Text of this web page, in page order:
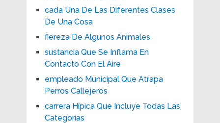
cada Una De Las Diferentes Clases
De Una Cosa
fiereza De Algunos Animales
sustancia Que Se Inflama En
Contacto Con El Aire
empleado Municipal Que Atrapa
Perros Callejeros
carrera Hípica Que Incluye Todas Las
Categorías